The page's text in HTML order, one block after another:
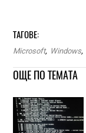
ТАГОВЕ:
Microsoft, Windows,
ОЩЕ ПО ТЕМАТА